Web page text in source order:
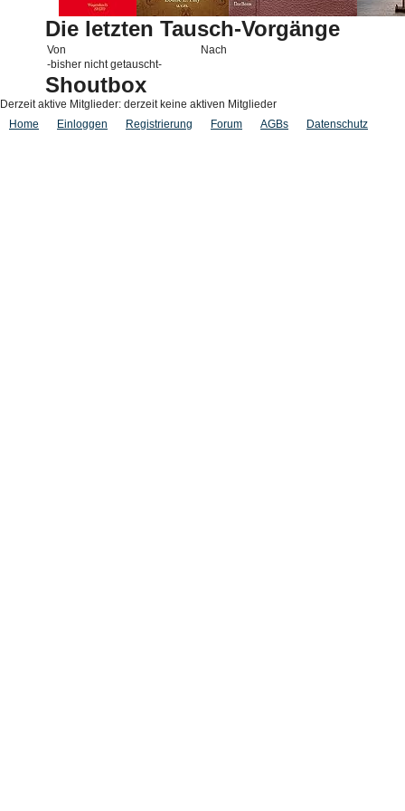
Die letzten Tausch-Vorgänge
Von
Nach
-bisher nicht getauscht-
Shoutbox
Derzeit aktive Mitglieder: derzeit keine aktiven Mitglieder
Home
Einloggen Registrierung Forum AGBs Datenschutz